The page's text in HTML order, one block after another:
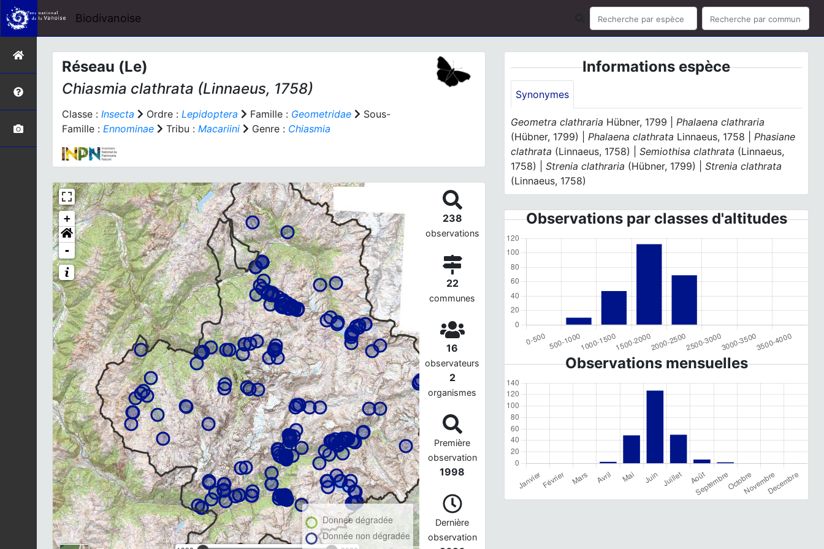
Biodivanoise
Réseau (Le)
Chiasmia clathrata (Linnaeus, 1758)
Classe : Insecta Ordre : Lepidoptera Famille : Geometridae
Sous-
Famille : Ennominae Tribu : Macariini Genre : Chiasmia
+
-
Donnée dégradée
Donnée non dégradée
238
observations
22
communes
16
observateurs
2
organismes
Première
observation
1998
Dernière
observation
Informations espèce
Synonymes
Geometra clathraria Hübner, 1799 |Phalaena clathraria
(Hübner, 1799) |Phalaena clathrata Linnaeus, 1758 |Phasiane
clathrata (Linnaeus, 1758) |Semiothisa clathrata (Linnaeus,
1758) |Strenia clathraria (Hübner, 1799) |Strenia clathrata
(Linnaeus, 1758)
Observations par classes d'altitudes
Observations mensuelles